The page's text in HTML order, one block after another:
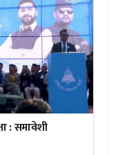
: समावेशी